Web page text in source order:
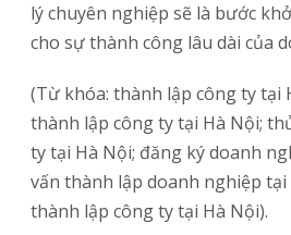
lý chuyên nghiệp sẽ là bước
cho sự thành công lâu dài của
(Từ khóa: thành lập công ty tại
thành lập công ty tại Hà Nội;
ty tại Hà Nội; đăng ký doanh
vấn thành lập doanh nghiệp
thành lập công ty tại Hà Nội).